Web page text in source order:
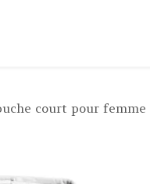
court pour femme